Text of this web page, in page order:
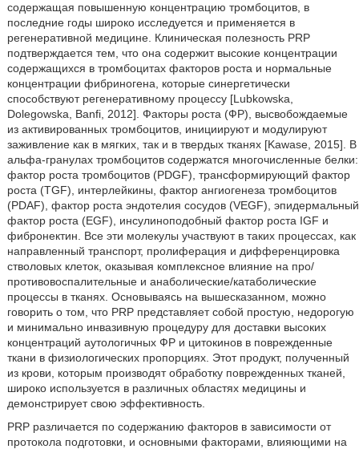
содержащая повышенную концентрацию тромбоцитов, в
последние годы широко исследуется и применяется в
регенеративной медицине. Клиническая полезность PRP
подтверждается тем, что она содержит высокие концентрации
содержащихся в тромбоцитах факторов роста и нормальные
концентрации фибриногена, которые синергетически
способствуют регенеративному процессу [Lubkowska,
Dolegowska, Banfi, 2012]. Факторы роста (ФР), высвобождаемые
из активированных тромбоцитов, инициируют и модулируют
заживление как в мягких, так и в твердых тканях [Kawase, 2015]. В
альфа-гранулах тромбоцитов содержатся многочисленные белки:
фактор роста тромбоцитов (PDGF), трансформирующий фактор
роста (TGF), интерлейкины, фактор ангиогенеза тромбоцитов
(PDAF), фактор роста эндотелия сосудов (VEGF), эпидермальный
фактор роста (EGF), инсулиноподобный фактор роста IGF и
фибронектин. Все эти молекулы участвуют в таких процессах, как
направленный транспорт, пролиферация и дифференцировка
стволовых клеток, оказывая комплексное влияние на про/
противовоспалительные и анаболические/катаболические
процессы в тканях. Основываясь на вышесказанном, можно
говорить о том, что PRP представляет собой простую, недорогую
и минимально инвазивную процедуру для доставки высоких
концентраций аутологичных ФР и цитокинов в поврежденные
ткани в физиологических пропорциях. Этот продукт, полученный
из крови, которым производят обработку поврежденных тканей,
широко используется в различных областях медицины и
демонстрирует свою эффективность.
PRP различается по содержанию факторов в зависимости от
протокола подготовки, и основными факторами, влияющими на